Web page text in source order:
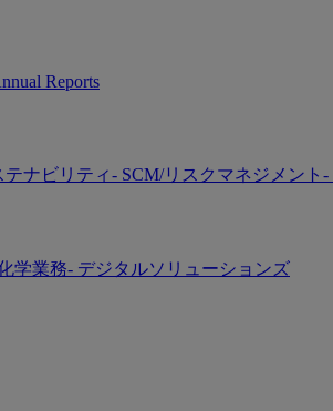
Reports
テナビリティ- SCM/リスクマネジメント -
学業務- デジタルソリューションズ